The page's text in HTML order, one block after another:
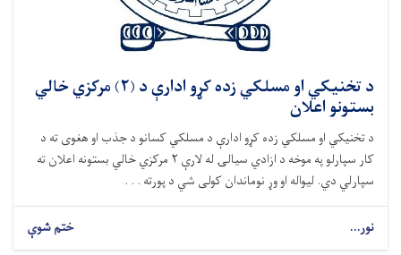
د تخنیکي او مسلکي زده کړو ادارې د (۲) مرکزي خالي
بستونو اعلان
د تخنیکي او مسلکي زده کړو ادارې د مسلکي کسانو د جذب او هغوی ته د
کار سپارلو په موخه د ازادي سیالۍ له لارې ۲ مرکزي خالي بستونه اعلان ته
سپارلي دي. لیواله او وړ نوماندان کولی شي د پورته . . .
نور... ختم شوې